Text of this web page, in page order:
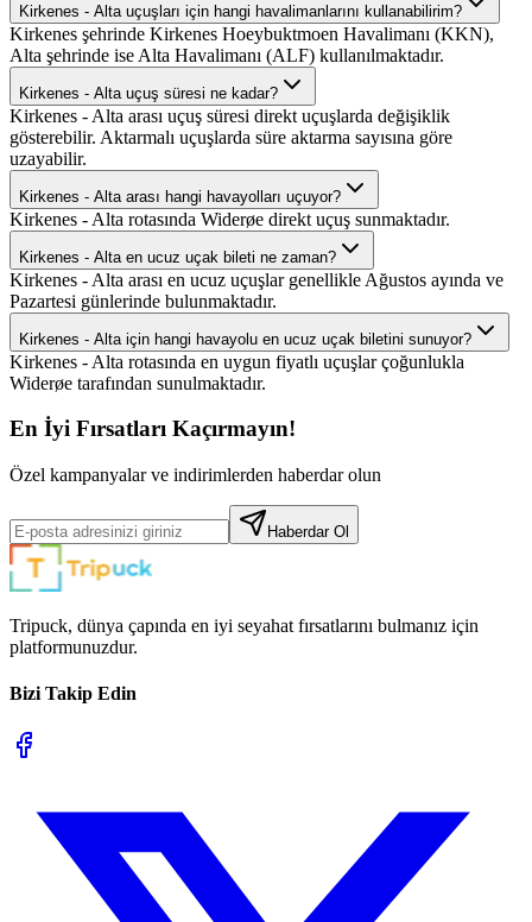
Kirkenes - Alta uçuşları için hangi havalimanlarını kullanabilirim?
Kirkenes şehrinde Kirkenes Hoeybuktmoen Havalimanı (KKN),
Alta şehrinde ise Alta Havalimanı (ALF) kullanılmaktadır.
Kirkenes - Alta uçuş süresi ne kadar?
Kirkenes - Alta arası uçuş süresi direkt uçuşlarda değişiklik
gösterebilir. Aktarmalı uçuşlarda süre aktarma sayısına göre
uzayabilir.
Kirkenes - Alta arası hangi havayolları uçuyor?
Kirkenes - Alta rotasında Widerøe direkt uçuş sunmaktadır.
Kirkenes - Alta en ucuz uçak bileti ne zaman?
Kirkenes - Alta arası en ucuz uçuşlar genellikle Ağustos ayında ve
Pazartesi günlerinde bulunmaktadır.
Kirkenes - Alta için hangi havayolu en ucuz uçak biletini sunuyor?
Kirkenes - Alta rotasında en uygun fiyatlı uçuşlar çoğunlukla
Widerøe tarafından sunulmaktadır.
En İyi Fırsatları Kaçırmayın!
Özel kampanyalar ve indirimlerden haberdar olun
Haberdar Ol
Tripuck, dünya çapında en iyi seyahat fırsatlarını bulmanız için
platformunuzdur.
Bizi Takip Edin